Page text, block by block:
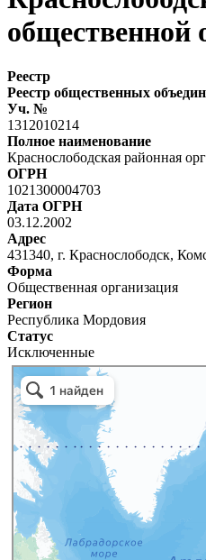
общественной
Реестр
Реестр общественных
Уч. №
1312010214
Полное наименование
Краснослободская районная
ОГРН
1021300004703
Дата ОГРН
03.12.2002
Адрес
431340, г. Краснослободск,
Форма
Общественная организация
Регион
Республика Мордовия
Статус
Исключенные